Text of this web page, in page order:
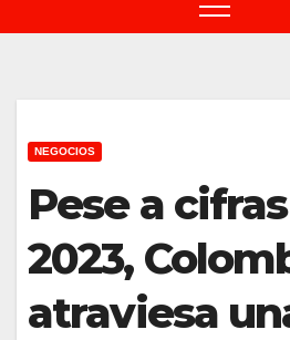
NEGOCIOS
Pese a
2023,
atraviesa